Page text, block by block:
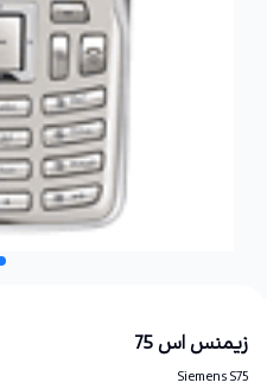
زیمنس اس 75
Siemens S75